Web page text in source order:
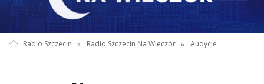
Radio Szczecin » Radio Szczecin Na Wieczór » Audycje